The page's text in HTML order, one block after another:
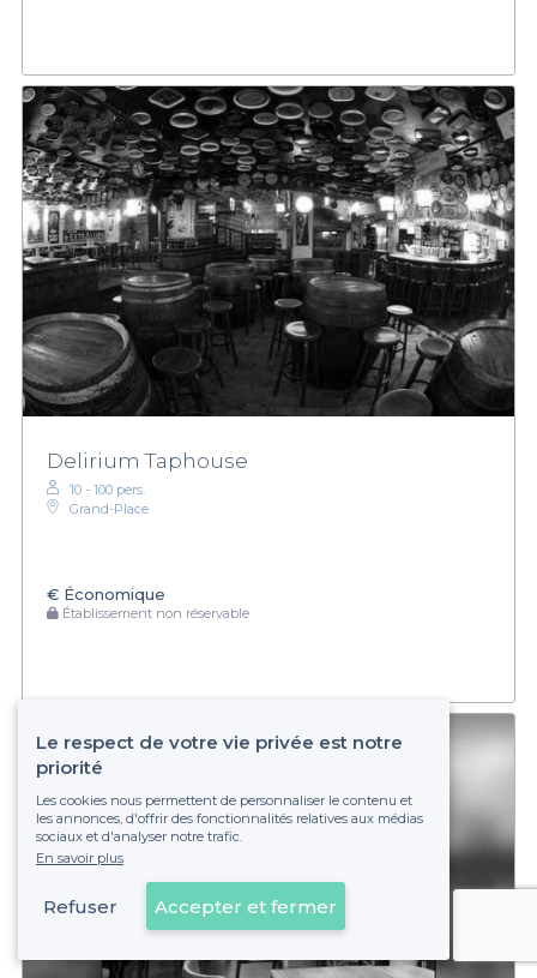
Delirium Taphouse
10 - 100 pers.
Grand-Place
€ Économique
Établissement non réservable
Voir sur la carte
Le respect de votre vie privée est notre
priorité
Les cookies nous permettent de personnaliser le contenu et
les annonces, d'offrir des fonctionnalités relatives aux médias
sociaux et d'analyser notre trafic.
En savoir plus
Refuser Accepter et fermer